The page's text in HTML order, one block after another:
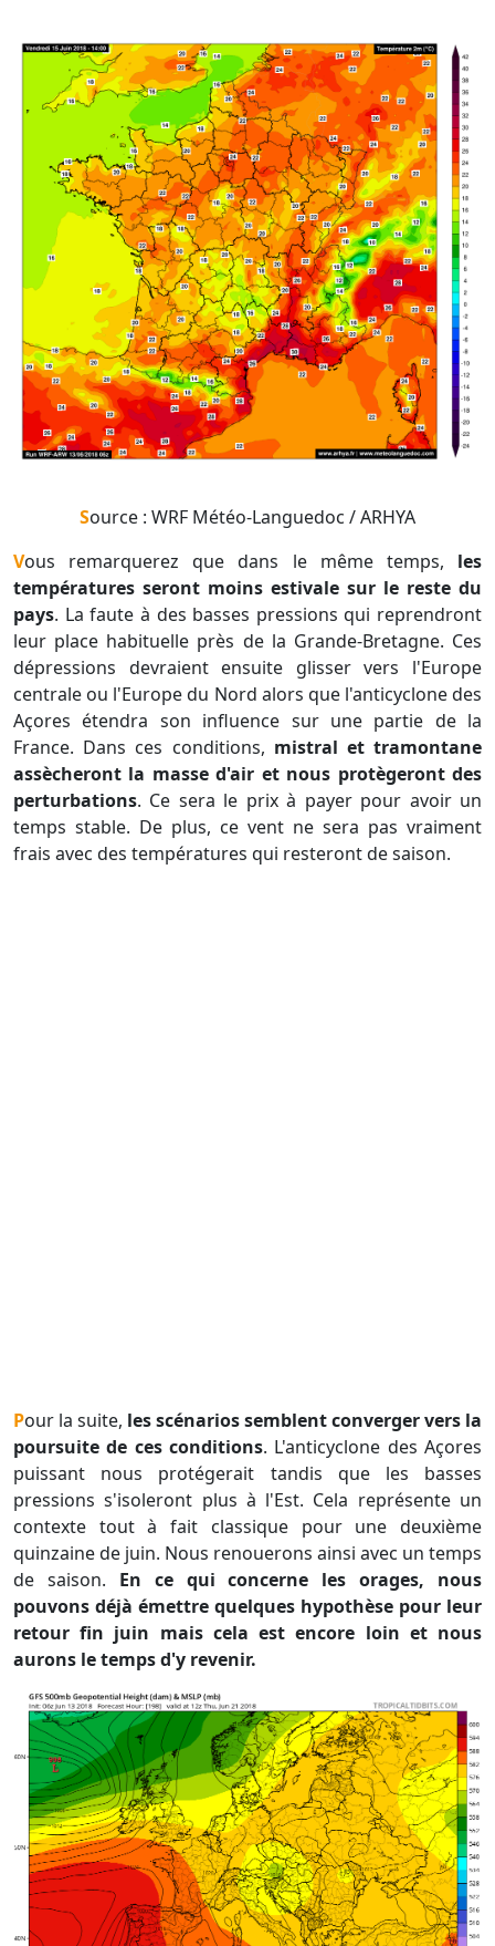
Source : WRF Météo-Languedoc / ARHYA
Vous remarquerez que dans le même temps, les
températures seront moins estivale sur le reste du
pays. La faute à des basses pressions qui reprendront
leur place habituelle près de la Grande-Bretagne. Ces
dépressions devraient ensuite glisser vers l'Europe
centrale ou l'Europe du Nord alors que l'anticyclone des
Açores étendra son influence sur une partie de la
France. Dans ces conditions, mistral et tramontane
assècheront la masse d'air et nous protègeront des
perturbations. Ce sera le prix à payer pour avoir un
temps stable. De plus, ce vent ne sera pas vraiment
frais avec des températures qui resteront de saison.
Pour la suite, les scénarios semblent converger vers la
poursuite de ces conditions. L'anticyclone des Açores
puissant nous protégerait tandis que les basses
pressions s'isoleront plus à l'Est. Cela représente un
contexte tout à fait classique pour une deuxième
quinzaine de juin. Nous renouerons ainsi avec un temps
de saison. En ce qui concerne les orages, nous
pouvons déjà émettre quelques hypothèse pour leur
retour fin juin mais cela est encore loin et nous
aurons le temps d'y revenir.